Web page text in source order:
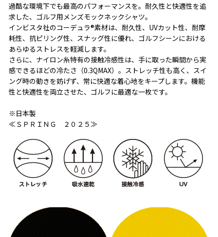
過酷な環境下でも最高のパフォーマンスを。耐久性と快適性を追
求した、ゴルフ用メンズモックネックシャツ。
インビスタ社のコーデュラ®素材は、耐久性、UVカット性、耐摩
耗性、抗ピリング性、スナッグ性に優れ、ゴルフシーンにおける
あらゆるストレスを軽減します。
さらに、ナイロン糸特有の接触冷感性は、手に取った瞬間から実
感できるほどの冷たさ（0.3QMAX）。ストレッチ性も高く、スイ
ング時の動きを妨げず、常に快適な着心地をキープします。機能
性と快適性を両立させた、ゴルフに最適な一枚です。
※日本製
≪ＳＰＲＩＮＧ ２０２５≫